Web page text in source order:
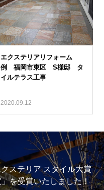
2020.09.12
ステリア スタイル大賞
を受賞いたしました！